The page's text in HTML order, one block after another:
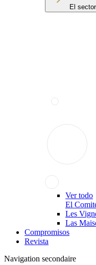
El
Ver todo
El
Les
Las
Compromisos
Revista
Navigation secondaire